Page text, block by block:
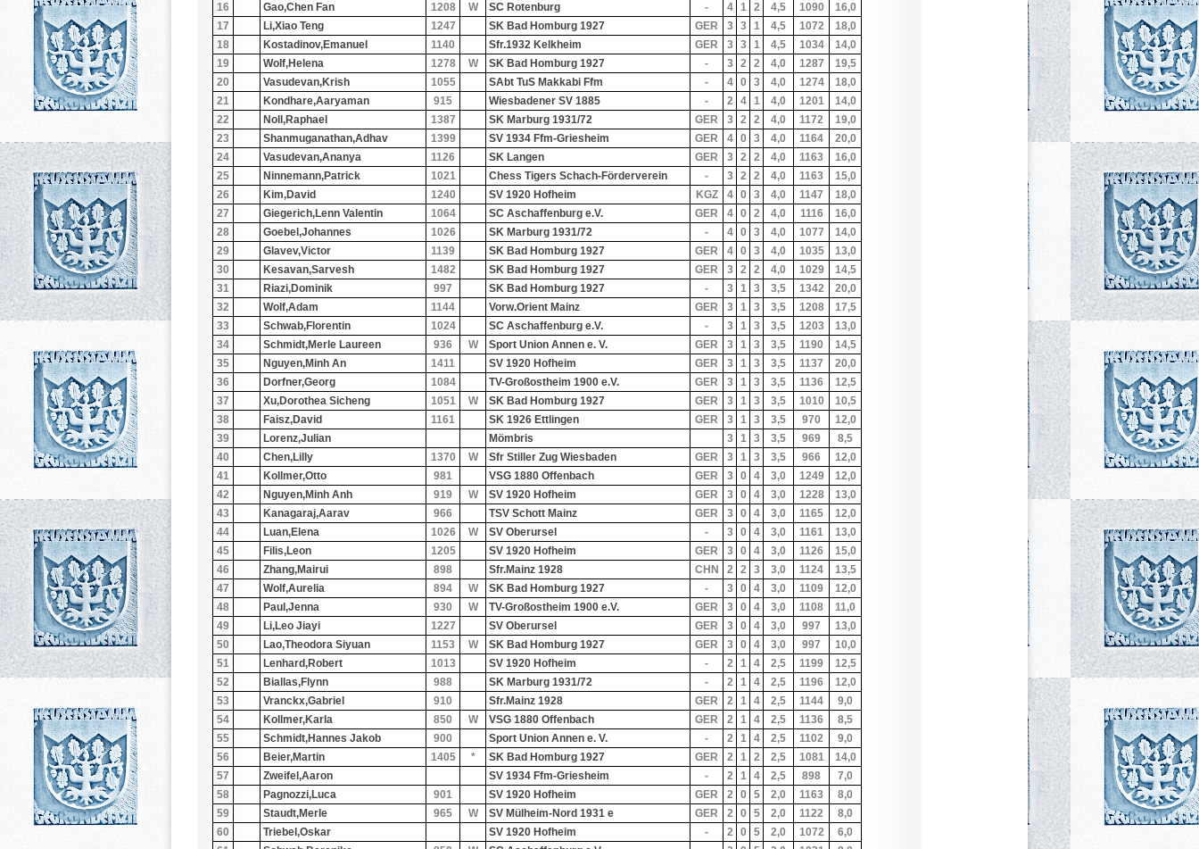
16
Gao,Chen Fan 1208 W SC Rotenburg - 4 1 2 4,5 1090
16,0
17
Li,Xiao Teng 1247 SK Bad Homburg 1927 GER 3 3 1 4,5 1072
18,0
18
Kostadinov,Emanuel 1140 Sfr.1932 Kelkheim GER 3 3 1 4,5 1034
14,0
19
Wolf,Helena 1278 W SK Bad Homburg 1927 - 3 2 2 4,0 1287
19,5
20
Vasudevan,Krish 1055 SAbt TuS Makkabi Ffm - 4 0 3 4,0 1274
18,0
21
Kondhare,Aaryaman 915 Wiesbadener SV 1885 - 2 4 1 4,0 1201
14,0
22
Noll,Raphael 1387 SK Marburg 1931/72 GER 3 2 2 4,0 1172
19,0
23
Shanmuganathan,Adhav 1399 SV 1934 Ffm-Griesheim GER 4 0 3 4,0 1164
20,0
24
Vasudevan,Ananya 1126 SK Langen GER 3 2 2 4,0 1163
16,0
25
Ninnemann,Patrick 1021 Chess Tigers Schach-Förderverein - 3 2 2 4,0 1163
15,0
26
Kim,David 1240 SV 1920 Hofheim KGZ 4 0 3 4,0 1147
18,0
27
Giegerich,Lenn Valentin 1064 SC Aschaffenburg e.V. GER 4 0 2 4,0 1116
16,0
28
Goebel,Johannes 1026 SK Marburg 1931/72 - 4 0 3 4,0 1077
14,0
29
Glavev,Victor 1139 SK Bad Homburg 1927 GER 4 0 3 4,0 1035
13,0
30
Kesavan,Sarvesh 1482 SK Bad Homburg 1927 GER 3 2 2 4,0 1029
14,5
31
Riazi,Dominik 997 SK Bad Homburg 1927 - 3 1 3 3,5 1342
20,0
32
Wolf,Adam 1144 Vorw.Orient Mainz GER 3 1 3 3,5 1208
17,5
33
Schwab,Florentin 1024 SC Aschaffenburg e.V. - 3 1 3 3,5 1203
13,0
34
Schmidt,Merle Laureen 936 W Sport Union Annen e. V. GER 3 1 3 3,5 1190
14,5
35
Nguyen,Minh An 1411 SV 1920 Hofheim GER 3 1 3 3,5 1137
20,0
36
Dorfner,Georg 1084 TV-Großostheim 1900 e.V. GER 3 1 3 3,5 1136
12,5
37
Xu,Dorothea Sicheng 1051 W SK Bad Homburg 1927 GER 3 1 3 3,5 1010
10,5
38
Faisz,David 1161 SK 1926 Ettlingen GER 3 1 3 3,5 970
12,0
39
Lorenz,Julian Mömbris 3 1 3 3,5 969
8,5
40
Chen,Lilly 1370 W Sfr Stiller Zug Wiesbaden GER 3 1 3 3,5 966
12,0
41
Kollmer,Otto 981 VSG 1880 Offenbach GER 3 0 4 3,0 1249
12,0
42
Nguyen,Minh Anh 919 W SV 1920 Hofheim GER 3 0 4 3,0 1228
13,0
43
Kanagaraj,Aarav 966 TSV Schott Mainz GER 3 0 4 3,0 1165
12,0
44
Luan,Elena 1026 W SV Oberursel - 3 0 4 3,0 1161
13,0
45
Filis,Leon 1205 SV 1920 Hofheim GER 3 0 4 3,0 1126
15,0
46
Zhang,Mairui 898 Sfr.Mainz 1928 CHN 2 2 3 3,0 1124
13,5
47
Wolf,Aurelia 894 W SK Bad Homburg 1927 - 3 0 4 3,0 1109
12,0
48
Paul,Jenna 930 W TV-Großostheim 1900 e.V. GER 3 0 4 3,0 1108
11,0
49
Li,Leo Jiayi 1227 SV Oberursel GER 3 0 4 3,0 997
13,0
50
Lao,Theodora Siyuan 1153 W SK Bad Homburg 1927 GER 3 0 4 3,0 997
10,0
51
Lenhard,Robert 1013 SV 1920 Hofheim - 2 1 4 2,5 1199
12,5
52
Biallas,Flynn 988 SK Marburg 1931/72 - 2 1 4 2,5 1196
12,0
53
Vranckx,Gabriel 910 Sfr.Mainz 1928 GER 2 1 4 2,5 1144
9,0
54
Kollmer,Karla 850 W VSG 1880 Offenbach GER 2 1 4 2,5 1136
8,5
55
Schmidt,Hannes Jakob 900 Sport Union Annen e. V. - 2 1 4 2,5 1102
9,0
56
Beier,Martin 1405 * SK Bad Homburg 1927 GER 2 1 2 2,5 1081
14,0
57
Zweifel,Aaron SV 1934 Ffm-Griesheim - 2 1 4 2,5 898
7,0
58
Pagnozzi,Luca 901 SV 1920 Hofheim GER 2 0 5 2,0 1163
8,0
59
Staudt,Merle 965 W SV Mülheim-Nord 1931 e GER 2 0 5 2,0 1122
8,0
60
Triebel,Oskar SV 1920 Hofheim - 2 0 5 2,0 1072
6,0